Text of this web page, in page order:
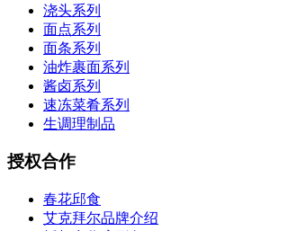
浇头系列
面点系列
面条系列
油炸裹面系列
酱卤系列
速冻菜肴系列
生调理制品
授权合作
春花邱食
艾克拜尔品牌介绍